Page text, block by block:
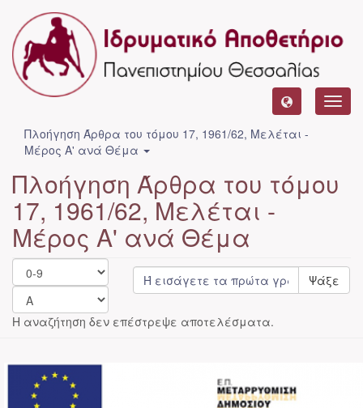
Πλοήγηση Άρθρα του τόμου 17, 1961/62, Μελέται -
Μέρος Α' ανά Θέμα
Πλοήγηση Άρθρα του τόμου
17, 1961/62, Μελέται -
Μέρος Α' ανά Θέμα
Ψάξε
Η αναζήτηση δεν επέστρεψε αποτελέσματα.